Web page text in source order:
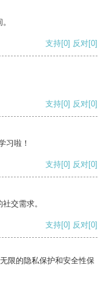
支持[0] 反对[0]
支持[0] 反对[0]
习啦！
支持[0] 反对[0]
交需求。
支持[0] 反对[0]
限的隐私保护和安全性保